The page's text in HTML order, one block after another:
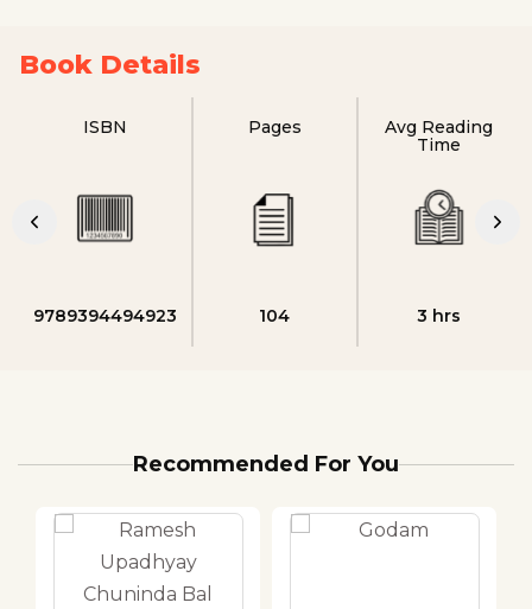
Book Details
ISBN
9789394494923
Pages
104
Avg Reading
Time
3 hrs
Recommended For You